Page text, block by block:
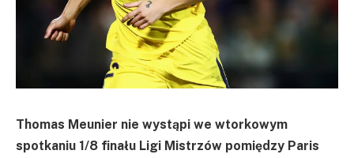
Thomas Meunier nie wystąpi we wtorkowym
spotkaniu 1/8 finału Ligi Mistrzów pomiędzy Paris